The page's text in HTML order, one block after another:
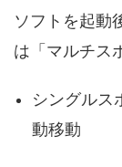
ソフトを起動
は「マルチス
シングルス
動移動